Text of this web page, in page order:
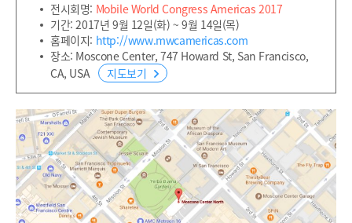
전시회명: Mobile World Congress Americas 2017
기간: 2017년 9월 12일(화) ~ 9월 14일(목)
홈페이지: http://www.mwcamericas.com
장소: Moscone Center, 747 Howard St, San Francisco,
CA, USA
지도보기